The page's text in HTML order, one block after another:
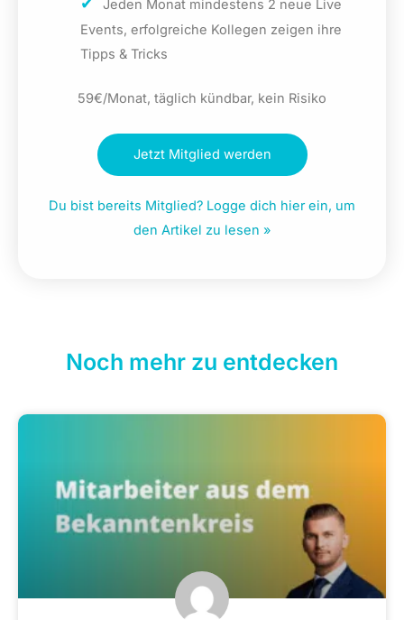
Jeden Monat mindestens 2 neue Live
Events, erfolgreiche Kollegen zeigen ihre
Tipps & Tricks
59€/Monat, täglich kündbar, kein Risiko
Jetzt Mitglied werden
Du bist bereits Mitglied? Logge dich hier ein, um
den Artikel zu lesen »
Noch mehr zu entdecken